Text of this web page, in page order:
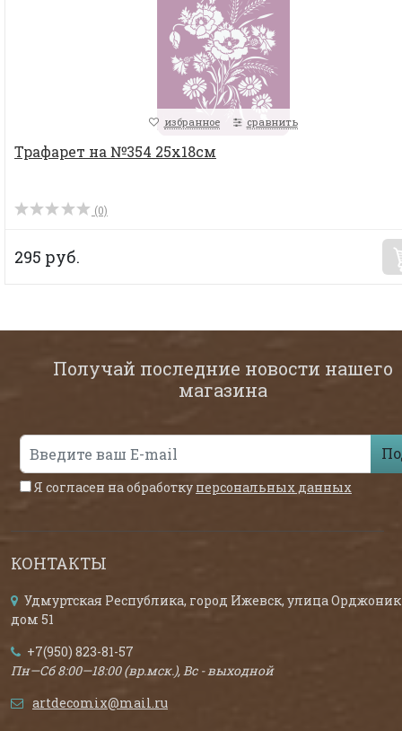
избранное сравнить
Трафарет на №354 25х18см
(0)
295 руб.
Получай последние новости нашего
магазина
Я согласен на обработку персональных данных
КОНТАКТЫ
Удмуртская Республика, город Ижевск, улица
дом 51
+7(950) 823-81-57
Пн—Сб 8:00—18:00 (вр.мск.), Вс - выходной
artdecomix@mail.ru